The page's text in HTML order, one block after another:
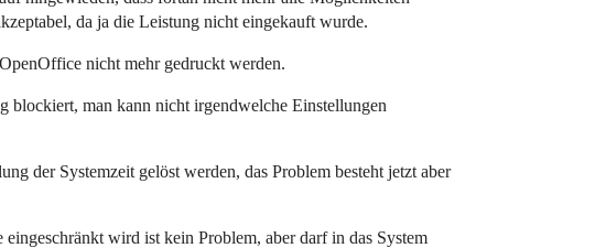
da ja die Leistung nicht eingekauft wurde.
nicht mehr gedruckt werden.
blockiert, man kann nicht irgendwelche Einstellungen
der Systemzeit gelöst werden, das Problem besteht jetzt aber
wird ist kein Problem, aber darf in das System